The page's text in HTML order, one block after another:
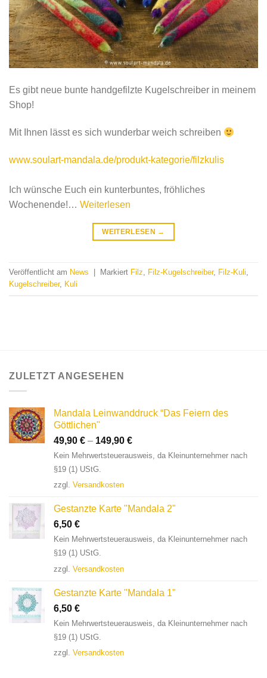
Es gibt neue bunte handgefilzte Kugelschreiber in meinem
Shop!
Mit Ihnen lässt es sich wunderbar weich schreiben
www.soulart-mandala.de/produkt-kategorie/filzkulis
Ich wünsche Euch ein kunterbuntes, fröhliches
Wochenende!… Weiterlesen
WEITERLESEN →
Veröffentlicht am News Markiert Filz, Filz-Kugelschreiber, Filz-Kuli,
Kugelschreiber, Kuli
ZULETZT ANGESEHEN
Mandala Leinwanddruck “Das Feiern des
Göttlichen"
49,90 € – 149,90 €
Kein Mehrwertsteuerausweis, da Kleinunternehmer nach
§19 (1) UStG.
zzgl. Versandkosten
Gestanzte Karte "Mandala 2"
6,50 €
Kein Mehrwertsteuerausweis, da Kleinunternehmer nach
§19 (1) UStG.
zzgl. Versandkosten
Gestanzte Karte "Mandala 1"
6,50 €
Kein Mehrwertsteuerausweis, da Kleinunternehmer nach
§19 (1) UStG.
zzgl. Versandkosten